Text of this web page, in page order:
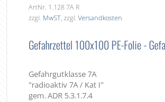
ArtNr. 1.128 7A R
zzgl. MwST , zzgl.Versandkosten
Gefahrzettel 100x100 PE-Folie -
Gefahrgutklasse 7A
"radioaktiv 7A / Kat I"
gem. ADR 5.3.1.7.4